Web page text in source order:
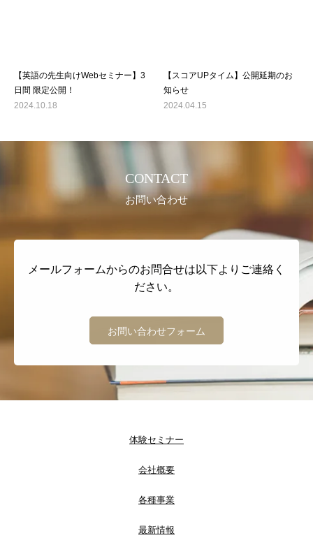
【英語の先生向けWebセミナー】3
日間 限定公開！
2024.10.18
【スコアUPタイム】公開延期のお
知らせ
2024.04.15
CONTACT
お問い合わせ
メールフォームからのお問合せは以下よりご連絡く
ださい。
お問い合わせフォーム
体験セミナー
会社概要
各種事業
最新情報